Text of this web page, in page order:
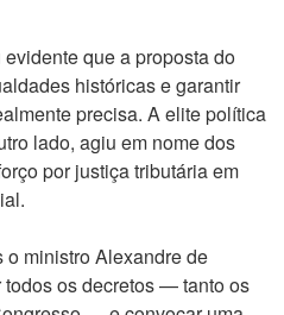
que a proposta do
históricas e garantir
precisa. A elite política
lado, agiu em nome dos
por justiça tributária em
ministro Alexandre de
todos os decretos — tanto os